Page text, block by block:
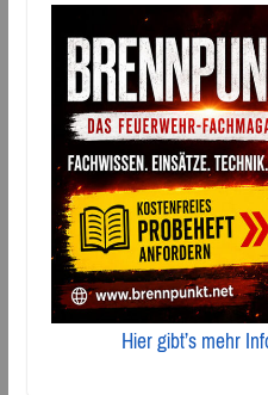
Hier gibt’s mehr